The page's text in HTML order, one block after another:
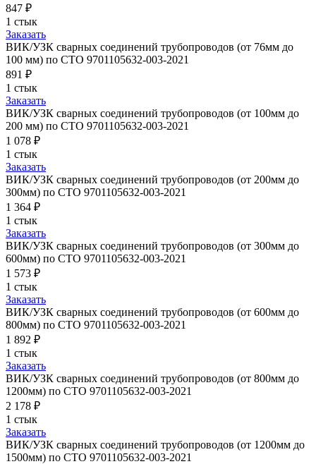
847 ₽
1 стык
Заказать
ВИК/УЗК сварных соединений трубопроводов (от 76мм до
100 мм) по СТО 9701105632-003-2021
891 ₽
1 стык
Заказать
ВИК/УЗК сварных соединений трубопроводов (от 100мм до
200 мм) по СТО 9701105632-003-2021
1 078 ₽
1 стык
Заказать
ВИК/УЗК сварных соединений трубопроводов (от 200мм до
300мм) по СТО 9701105632-003-2021
1 364 ₽
1 стык
Заказать
ВИК/УЗК сварных соединений трубопроводов (от 300мм до
600мм) по СТО 9701105632-003-2021
1 573 ₽
1 стык
Заказать
ВИК/УЗК сварных соединений трубопроводов (от 600мм до
800мм) по СТО 9701105632-003-2021
1 892 ₽
1 стык
Заказать
ВИК/УЗК сварных соединений трубопроводов (от 800мм до
1200мм) по СТО 9701105632-003-2021
2 178 ₽
1 стык
Заказать
ВИК/УЗК сварных соединений трубопроводов (от 1200мм до
1500мм) по СТО 9701105632-003-2021